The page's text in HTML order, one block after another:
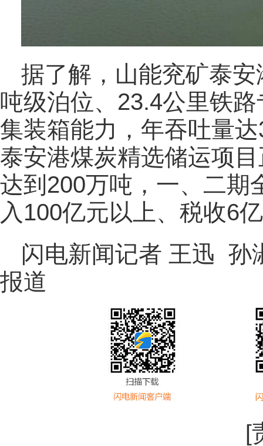
据了解，山能兖矿泰
吨级泊位、23.4公里铁
集装箱能力，年吞吐量
泰安港煤炭精选储运项
达到200万吨，一、二期
入100亿元以上、税收6
闪电新闻记者 王迅 孙
报道
[